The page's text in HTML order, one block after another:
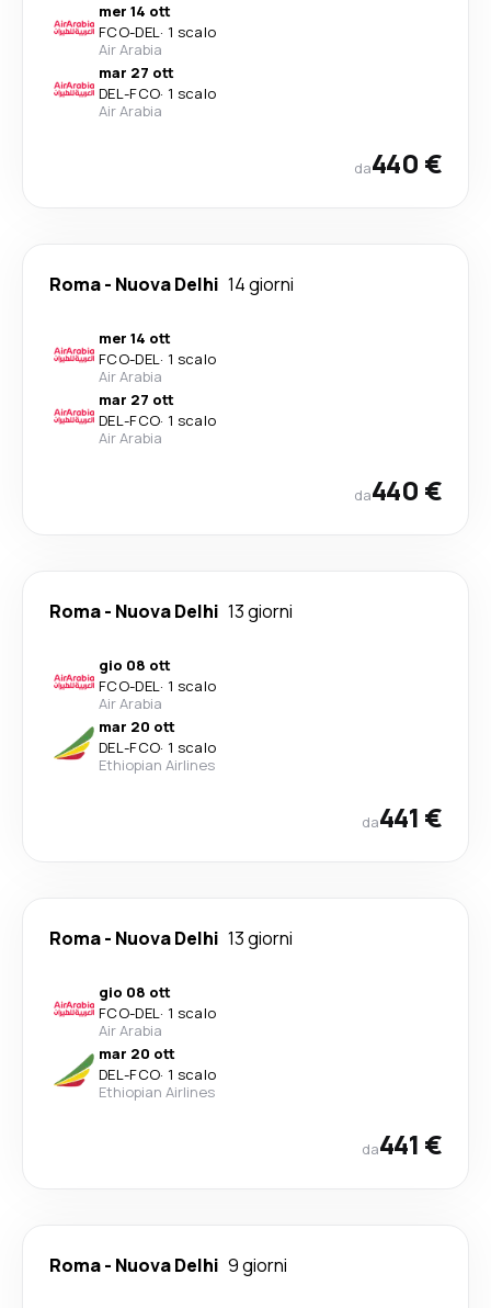
mer 14 ott
FCO-DEL· 1 scalo
Air Arabia
mar 27 ott
DEL-FCO· 1 scalo
Air Arabia
da440 €
Roma- Nuova Delhi 14 giorni
mer 14 ott
FCO-DEL· 1 scalo
Air Arabia
mar 27 ott
DEL-FCO· 1 scalo
Air Arabia
da440 €
Roma- Nuova Delhi 13 giorni
gio 08 ott
FCO-DEL· 1 scalo
Air Arabia
mar 20 ott
DEL-FCO· 1 scalo
Ethiopian Airlines
da441 €
Roma- Nuova Delhi 13 giorni
gio 08 ott
FCO-DEL· 1 scalo
Air Arabia
mar 20 ott
DEL-FCO· 1 scalo
Ethiopian Airlines
da441 €
Roma- Nuova Delhi 9 giorni